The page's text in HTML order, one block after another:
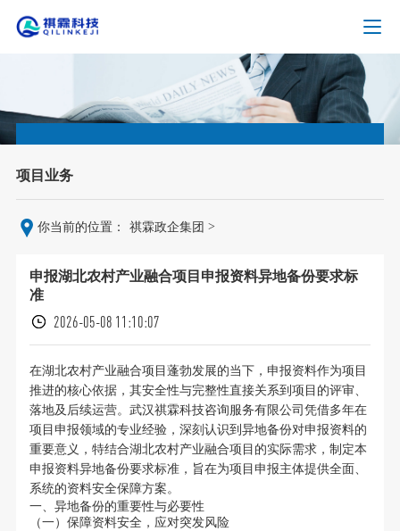
项目业务
你当前的位置： 祺霖政企集团 >
申报湖北农村产业融合项目申报资料异地备份要求标
准
2026-05-08 11:10:07
在湖北农村产业融合项目蓬勃发展的当下，申报资料作为项目
推进的核心依据，其安全性与完整性直接关系到项目的评审、
落地及后续运营。武汉祺霖科技咨询服务有限公司凭借多年在
项目申报领域的专业经验，深刻认识到异地备份对申报资料的
重要意义，特结合湖北农村产业融合项目的实际需求，制定本
申报资料异地备份要求标准，旨在为项目申报主体提供全面、
系统的资料安全保障方案。
一、异地备份的重要性与必要性
（一）保障资料安全，应对突发风险